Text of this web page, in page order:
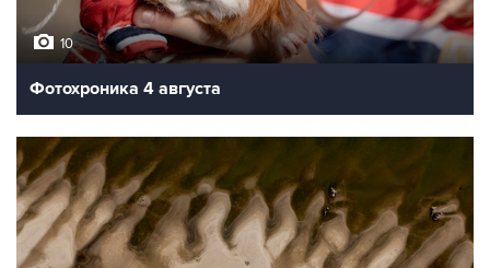
10
Фотохроника 4 августа